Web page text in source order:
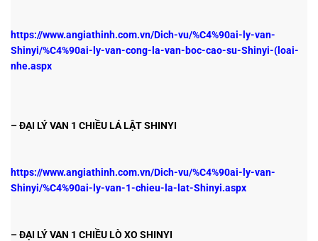
https://www.angiathinh.com.vn/Dich-vu/%C4%90ai-ly-van-
Shinyi/%C4%90ai-ly-van-cong-la-van-boc-cao-su-Shinyi-(loai-
nhe.aspx
– ĐẠI LÝ VAN 1 CHIỀU LÁ LẬT SHINYI
https://www.angiathinh.com.vn/Dich-vu/%C4%90ai-ly-van-
Shinyi/%C4%90ai-ly-van-1-chieu-la-lat-Shinyi.aspx
– ĐẠI LÝ VAN 1 CHIỀU LÒ XO SHINYI